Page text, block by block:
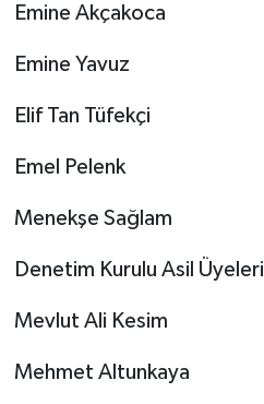
Emine Akçakoca
Emine Yavuz
Elif Tan Tüfekçi
Emel Pelenk
Menekşe Sağlam
Denetim Kurulu Asil Üyeleri
Mevlut Ali Kesim
Mehmet Altunkaya